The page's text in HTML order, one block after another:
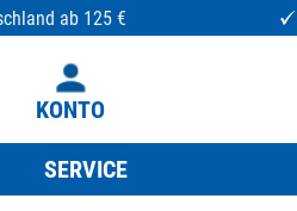
ab 125 €
KONTO
SERVICE